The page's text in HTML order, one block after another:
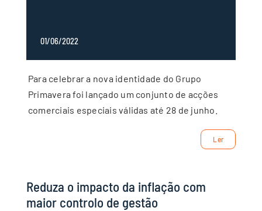
01/06/2022
Para celebrar a nova identidade do Grupo
Primavera foi lançado um conjunto de acções
comerciais especiais válidas até 28 de junho.
Ler
Reduza o impacto da inflação com
maior controlo de gestão